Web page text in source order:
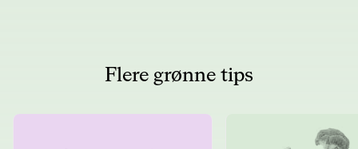
Flere grønne tips